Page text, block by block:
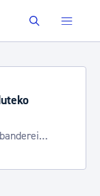
Buscar